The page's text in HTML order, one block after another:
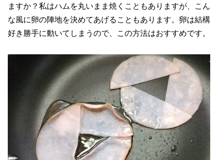
ますか？私はハムを丸いまま焼くこともありますが、こん
な風に卵の陣地を決めてあげることもあります。卵は結構
好き勝手に動いてしまうので、この方法はおすすめです。